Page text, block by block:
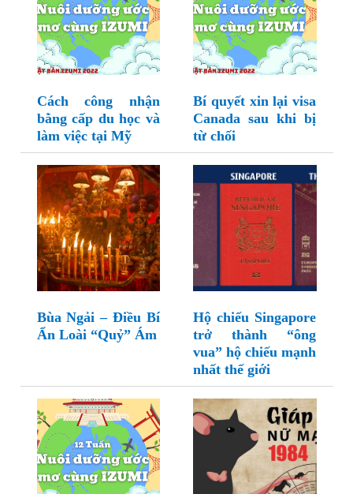
Cách công nhận
bằng cấp du học và
làm việc tại Mỹ
Bí quyết xin lại visa
Canada sau khi bị
từ chối
Bùa Ngải – Điều Bí
Ẩn Loài “Quỷ” Ám
Hộ chiếu Singapore
trở thành “ông
vua” hộ chiếu mạnh
nhất thế giới